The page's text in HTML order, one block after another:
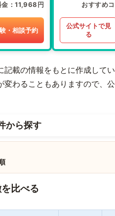
金 11,968円
・相談予約
おすすめ
公式サイトで見
る
記載の情報をもとに作成して
変わることもありますので、
から探す
比べる